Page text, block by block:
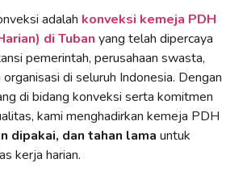
adalah konveksi kemeja PDH
di Tuban yang telah dipercaya
pemerintah, perusahaan swasta,
di seluruh Indonesia. Dengan
di bidang konveksi serta komitmen
kami menghadirkan kemeja PDH
dipakai, dan tahan lama untuk
kerja harian.